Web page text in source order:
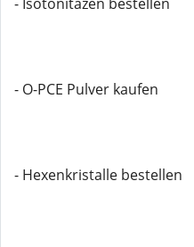
- O-PCE Pulver kaufen
- Hexenkristalle bestellen